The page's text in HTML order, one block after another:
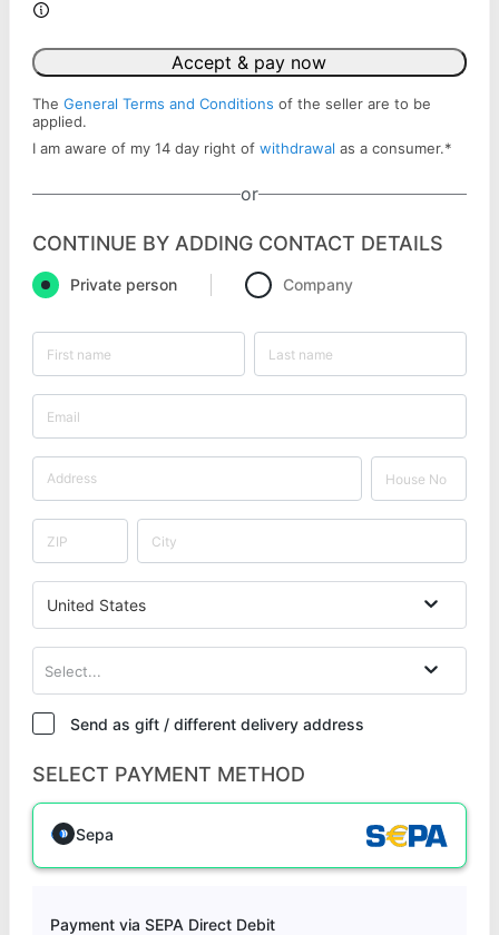
Accept & pay now
The General Terms and Conditions of the seller are to be
applied.
I am aware of my 14 day right of withdrawal as a consumer.*
or
CONTINUE BY ADDING CONTACT DETAILS
Private person Company
United States
Select...
Send as gift / different delivery address
SELECT PAYMENT METHOD
Sepa
Payment via SEPA Direct Debit